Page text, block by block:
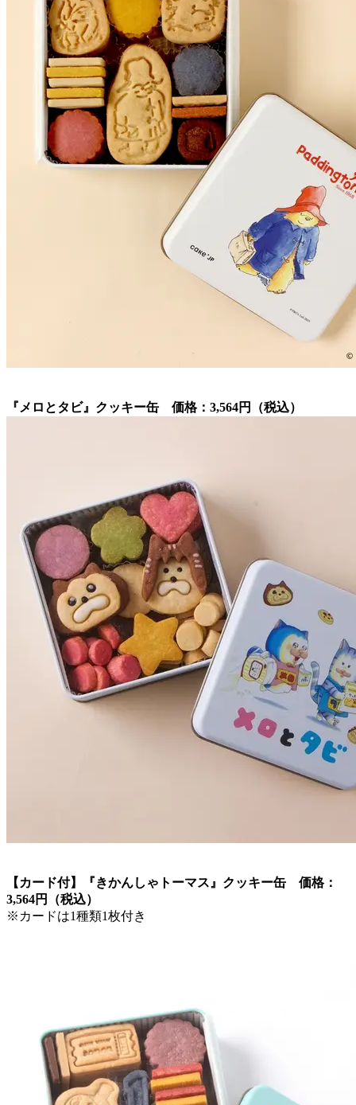
『メロとタビ』クッキー缶 価格：3,564円（税込）
【カード付】『きかんしゃトーマス』クッキー缶 価格：
3,564円（税込）
※カードは1種類1枚付き